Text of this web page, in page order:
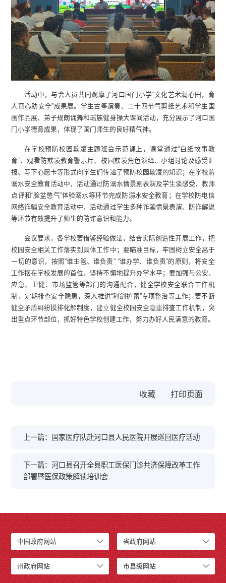
活动中，与会人员共同观摩了河口国门小学“文化艺术润心田，育
人育心助安全”成果展。学生古筝演奏、二十四节气剪纸艺术和学生国
画作品展、弟子规朗诵舞和瑶族健身操大课间活动，充分展示了河口国
门小学德育成果，体现了国门师生的良好精气神。
在学校预防校园欺凌主题班会示范课上，课堂通过“白纸故事教
育”、观看防欺凌教育警示片、校园欺凌角色演绎、小组讨论及感受汇
报、写下心愿卡等形式向学生们传递了预防校园欺凌的知识；在学校防
溺水安全教育活动中，活动通过防溺水情景剧表演及学生谈感受、教师
点评和“脸盆憋气”体验溺水等环节完成防溺水安全教育；在学校防电信
网络诈骗安全教育活动中，活动通过学生多种诈骗情景表演、防诈解说
等环节有效提升了师生的防诈意识和能力。
会议要求，各学校要借鉴经验做法，结合实际创造性开展工作，把
校园安全相关工作落实到具体工作中；要瞄准目标，牢固树立安全高于
一切的意识，按照“谁主管、谁负责” “谁办学、谁负责”的原则，将安全
工作摆在学校发展的首位，坚持不懈地提升办学水平；要加强与公安、
应急、卫健、市场监管等部门的沟通配合，健全学校安全联合工作机
制，定期排查安全隐患，深入推进“利剑护蕾”专项整治等工作；要不断
健全矛盾纠纷摸排化解制度，建立健全校园安全隐患排查工作机制，突
出重点环节部位，抓好特色学校创建工作，努力办好人民满意的教育。
收藏
上一篇：国家医疗队赴河口县人民医院开展巡回医疗活动
下一篇：河口县召开全县职工医保门诊共济保障改革工作
部署暨医保政策解读培训会
中国政府网站 省政府网站
州政府网站 市县级网站